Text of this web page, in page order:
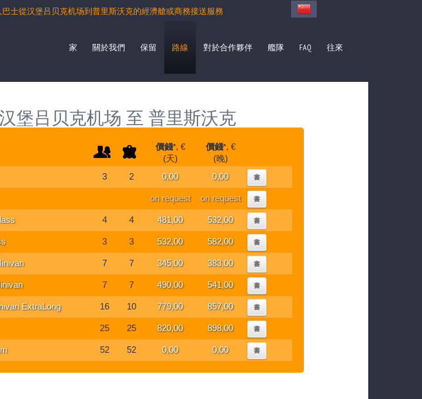
士從汉堡吕贝克机场到普里斯沃克的經濟艙或商務接送服務
家 關於我們 保留 路線 對於合作夥伴 艦隊 FAQ 往來
堡吕贝克机场 至 普里斯沃克
價錢*, €
(天)
價錢*, €
(晚)
3 2 0,00 0,00 書
on request on request 書
4 4 481,00 532,00 書
3 3 532,00 582,00 書
7 7 345,00 383,00 書
7 7 490,00 541,00 書
ExtraLong 16 10 779,00 857,00 書
25 25 820,00 898,00 書
52 52 0,00 0,00 書